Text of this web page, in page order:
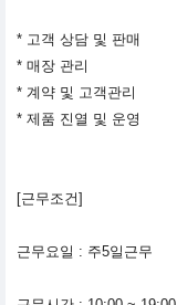
* 고객 상담 및 판매
* 매장 관리
* 계약 및 고객관리
* 제품 진열 및 운영
[근무조건]
근무요일 : 주5일근무